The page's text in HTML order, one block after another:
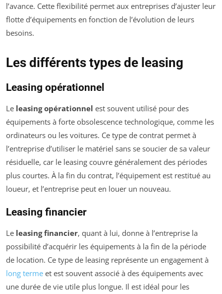
l’avance. Cette flexibilité permet aux entreprises d’ajuster leur
flotte d’équipements en fonction de l’évolution de leurs
besoins.
Les différents types de leasing
Leasing opérationnel
Le leasing opérationnel est souvent utilisé pour des
équipements à forte obsolescence technologique, comme les
ordinateurs ou les voitures. Ce type de contrat permet à
l’entreprise d’utiliser le matériel sans se soucier de sa valeur
résiduelle, car le leasing couvre généralement des périodes
plus courtes. À la fin du contrat, l’équipement est restitué au
loueur, et l’entreprise peut en louer un nouveau.
Leasing financier
Le leasing financier, quant à lui, donne à l’entreprise la
possibilité d’acquérir les équipements à la fin de la période
de location. Ce type de leasing représente un engagement à
long terme et est souvent associé à des équipements avec
une durée de vie utile plus longue. Il est idéal pour les